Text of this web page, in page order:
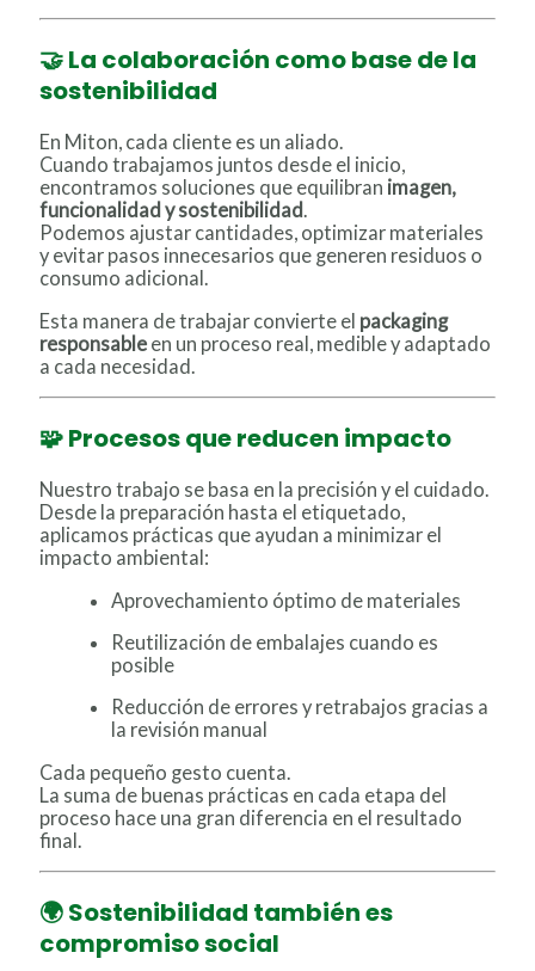
🤝 La colaboración como base de la
sostenibilidad
En Miton, cada cliente es un aliado.
Cuando trabajamos juntos desde el inicio,
encontramos soluciones que equilibran imagen,
funcionalidad y sostenibilidad.
Podemos ajustar cantidades, optimizar materiales
y evitar pasos innecesarios que generen residuos o
consumo adicional.
Esta manera de trabajar convierte el packaging
responsable en un proceso real, medible y adaptado
a cada necesidad.
🧩 Procesos que reducen impacto
Nuestro trabajo se basa en la precisión y el cuidado.
Desde la preparación hasta el etiquetado,
aplicamos prácticas que ayudan a minimizar el
impacto ambiental:
Aprovechamiento óptimo de materiales
Reutilización de embalajes cuando es
posible
Reducción de errores y retrabajos gracias a
la revisión manual
Cada pequeño gesto cuenta.
La suma de buenas prácticas en cada etapa del
proceso hace una gran diferencia en el resultado
final.
🌍 Sostenibilidad también es
compromiso social